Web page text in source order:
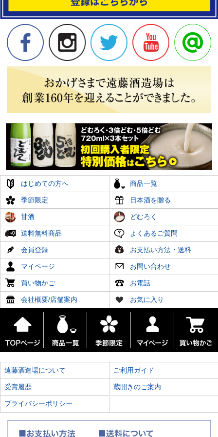
はじめての方へ 商品一覧
季節限定 日本酒を贈る
甘酒 どむろく
送料無料商品 よくあるご質問
会員登録 お支払い方法・送料
マイページ お問い合わせ
買い物かご お電話
会社概要/店舗案内 お気に入り
遠藤酒造場について ご利用ガイド
受賞履歴 蔵開きのご案内
プライバシーポリシー